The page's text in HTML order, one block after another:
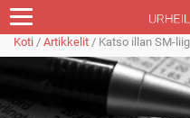
Koti / Artikkelit / Katso illan SM-